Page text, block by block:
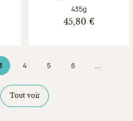
Poids net :
435g
45,80 €
Page 3 sur 9
Page
4 Page
5 Page
6 ...
Tout voir